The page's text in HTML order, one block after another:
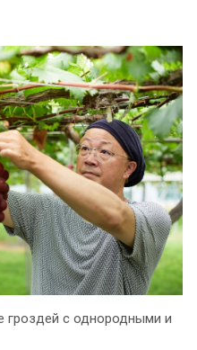
гроздей с однородными и